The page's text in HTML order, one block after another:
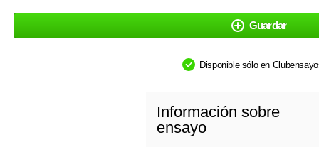
Guardar
Disponible sólo en
Información sobre
ensayo